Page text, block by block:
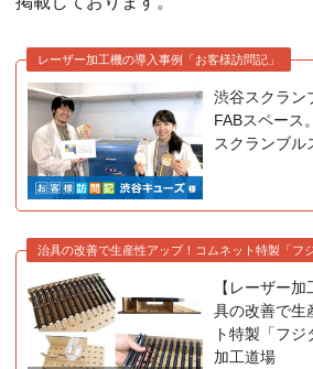
レーザー加工機の導入事例「お客様訪問記」
渋谷スクラン
FABスペース
スクランブル
治具の改善で生産性アップ！コムネット特製「フ
【レーザー
具の改善で生
ト特製「フ
加工道場